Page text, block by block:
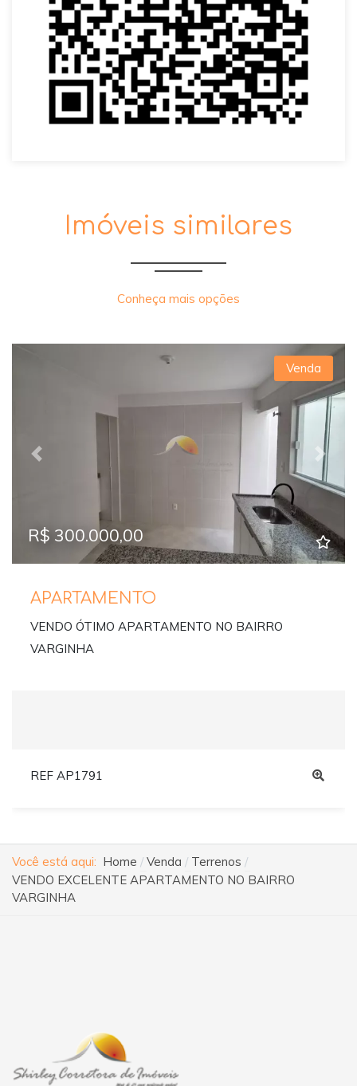
Imóveis similares
Conheça mais opções
Previous Next
Venda
R$ 300.000,00
APARTAMENTO
VENDO ÓTIMO APARTAMENTO NO BAIRRO
VARGINHA
REF AP1791
Você está aqui: Home Venda
Terrenos
VENDO EXCELENTE APARTAMENTO NO BAIRRO
VARGINHA